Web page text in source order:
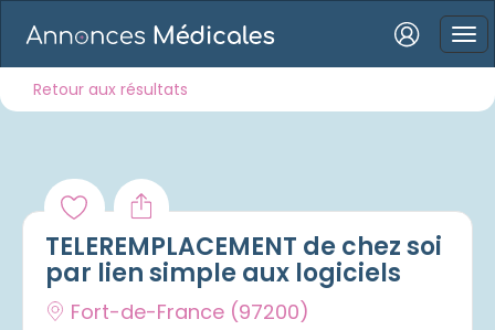
Mot de passe oublié ?
Connexion
Se connecter avec Google
Retour aux résultats
TELEREMPLACEMENT de chez soi
par lien simple aux logiciels
Fort-de-France (97200)